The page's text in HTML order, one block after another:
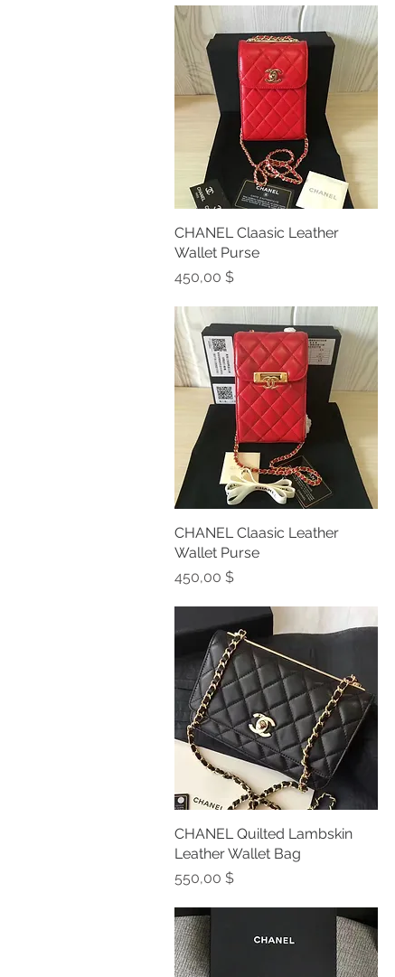
Schnellansicht
CHANEL Claasic Leather
Wallet Purse
Preis
450,00 $
Schnellansicht
CHANEL Claasic Leather
Wallet Purse
Preis
450,00 $
Schnellansicht
CHANEL Quilted Lambskin
Leather Wallet Bag
Preis
550,00 $